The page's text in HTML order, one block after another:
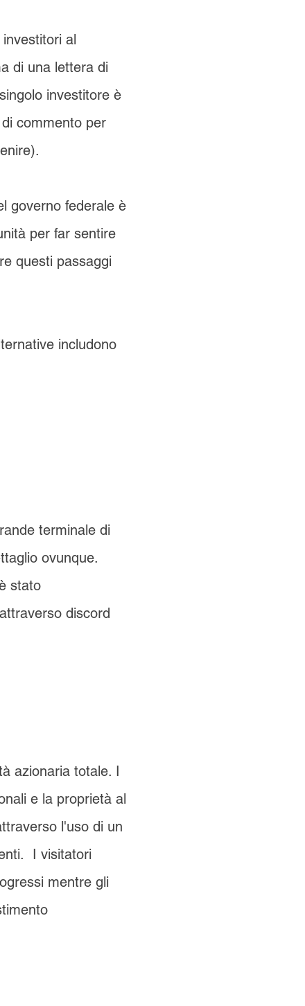
al
di una lettera di
investitore è
commento per
governo federale è
per far sentire
questi passaggi
includono
terminale di
ovunque.
stato
discord
azionaria totale. I
e la proprietà al
l'uso di un
I visitatori
mentre gli